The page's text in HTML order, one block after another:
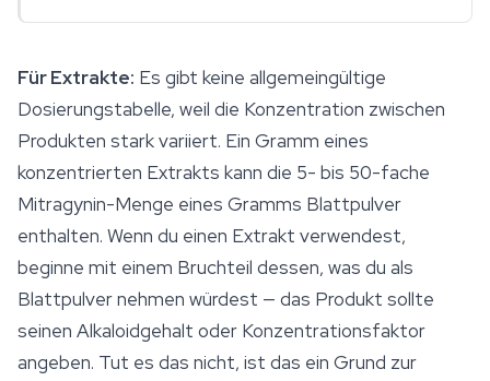
Für Extrakte: Es gibt keine allgemeingültige
Dosierungstabelle, weil die Konzentration zwischen
Produkten stark variiert. Ein Gramm eines
konzentrierten Extrakts kann die 5- bis 50-fache
Mitragynin-Menge eines Gramms Blattpulver
enthalten. Wenn du einen Extrakt verwendest,
beginne mit einem Bruchteil dessen, was du als
Blattpulver nehmen würdest — das Produkt sollte
seinen Alkaloidgehalt oder Konzentrationsfaktor
angeben. Tut es das nicht, ist das ein Grund zur